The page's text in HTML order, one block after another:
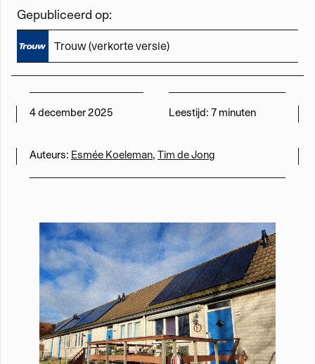
Gepubliceerd op:
Trouw (verkorte versie)
4 december 2025 Leestijd: 7 minuten
Auteurs: Esmée Koeleman, Tim de Jong